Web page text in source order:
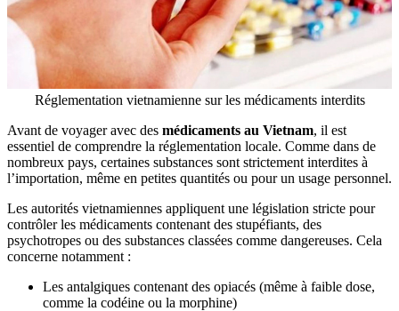
Réglementation vietnamienne sur les médicaments interdits
Avant de voyager avec des médicaments au Vietnam, il est
essentiel de comprendre la réglementation locale. Comme dans de
nombreux pays, certaines substances sont strictement interdites à
l’importation, même en petites quantités ou pour un usage personnel.
Les autorités vietnamiennes appliquent une législation stricte pour
contrôler les médicaments contenant des stupéfiants, des
psychotropes ou des substances classées comme dangereuses. Cela
concerne notamment :
Les antalgiques contenant des opiacés (même à faible dose,
comme la codéine ou la morphine)